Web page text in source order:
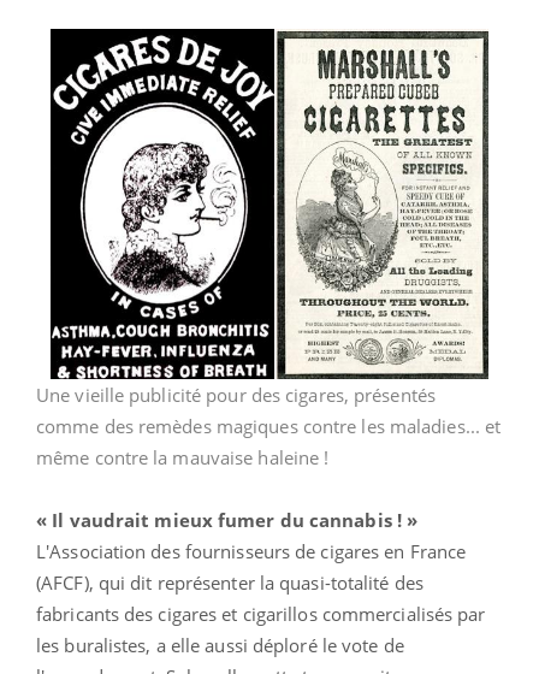
Une vieille publicité pour des cigares, présentés
comme des remèdes magiques contre les maladies... et
même contre la mauvaise haleine !
« Il vaudrait mieux fumer du cannabis ! »
L'Association des fournisseurs de cigares en France
(AFCF), qui dit représenter la quasi-totalité des
fabricants des cigares et cigarillos commercialisés par
les buralistes, a elle aussi déploré le vote de